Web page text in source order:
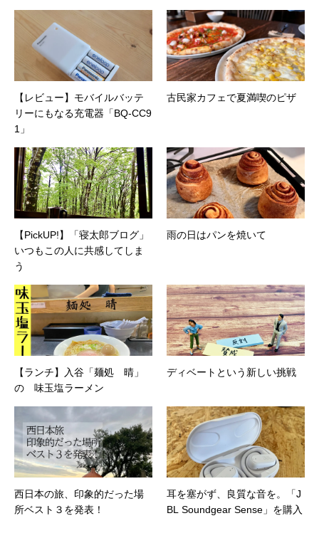
【レビュー】モバイルバッテ
リーにもなる充電器「BQ-CC9
1」
古民家カフェで夏満喫のピザ
【PickUP!】「寝太郎ブログ」
いつもこの人に共感してしま
う
雨の日はパンを焼いて
【ランチ】入谷「麺処 晴」
の 味玉塩ラーメン
ディベートという新しい挑戦
西日本の旅、印象的だった場
所ベスト３を発表！
耳を塞がず、良質な音を。「J
BL Soundgear Sense」を購入